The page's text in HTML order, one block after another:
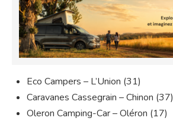
Eco Campers – L’Union (31)
Caravanes Cassegrain – Chinon (37)
Oleron Camping-Car – Oléron (17)